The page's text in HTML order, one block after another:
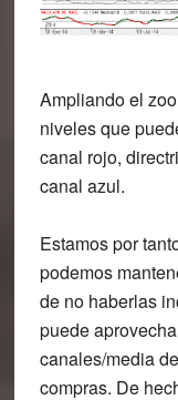
Ampliando el
niveles que
canal rojo,
canal azul.
Estamos por
podemos
de no haberlas
puede
canales/media
compras. De